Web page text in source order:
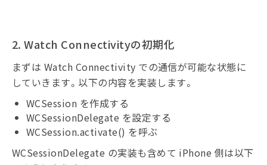
2. Watch Connectivityの初期化
まずは Watch Connectivity での通信が可能な状態に
していきます。以下の内容を実装します。
WCSession を作成する
WCSessionDelegate を設定する
WCSession.activate() を呼ぶ
WCSessionDelegate の実装も含めて iPhone 側は以下